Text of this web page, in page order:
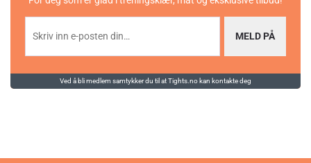
MELD PÅ
Ved å bli medlem samtykker du til at Tights.no kan kontakte deg